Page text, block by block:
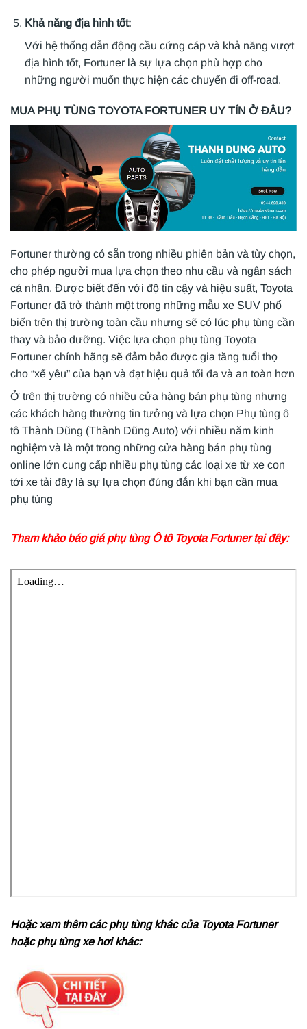
Khả năng địa hình tốt:
Với hệ thống dẫn động cầu cứng cáp và khả năng vượt
địa hình tốt, Fortuner là sự lựa chọn phù hợp cho
những người muốn thực hiện các chuyến đi off-road.
MUA PHỤ TÙNG TOYOTA FORTUNER UY TÍN Ở ĐÂU?
Fortuner thường có sẵn trong nhiều phiên bản và tùy chọn,
cho phép người mua lựa chọn theo nhu cầu và ngân sách
cá nhân. Được biết đến với độ tin cậy và hiệu suất, Toyota
Fortuner đã trở thành một trong những mẫu xe SUV phổ
biến trên thị trường toàn cầu nhưng sẽ có lúc phụ tùng cần
thay và bảo dưỡng. Việc lựa chọn phụ tùng Toyota
Fortuner chính hãng sẽ đảm bảo được gia tăng tuổi thọ
cho “xế yêu” của bạn và đạt hiệu quả tối đa và an toàn hơn
Ở trên thị trường có nhiều cửa hàng bán phụ tùng nhưng
các khách hàng thường tin tưởng và lựa chọn Phụ tùng ô
tô Thành Dũng (Thành Dũng Auto) với nhiều năm kinh
nghiệm và là một trong những cửa hàng bán phụ tùng
online lớn cung cấp nhiều phụ tùng các loại xe từ xe con
tới xe tải đây là sự lựa chọn đúng đắn khi bạn cần mua
phụ tùng
Tham khảo báo giá phụ tùng Ô tô Toyota Fortuner tại đây:
Hoặc xem thêm các phụ tùng khác của Toyota Fortuner
hoặc phụ tùng xe hơi khác: